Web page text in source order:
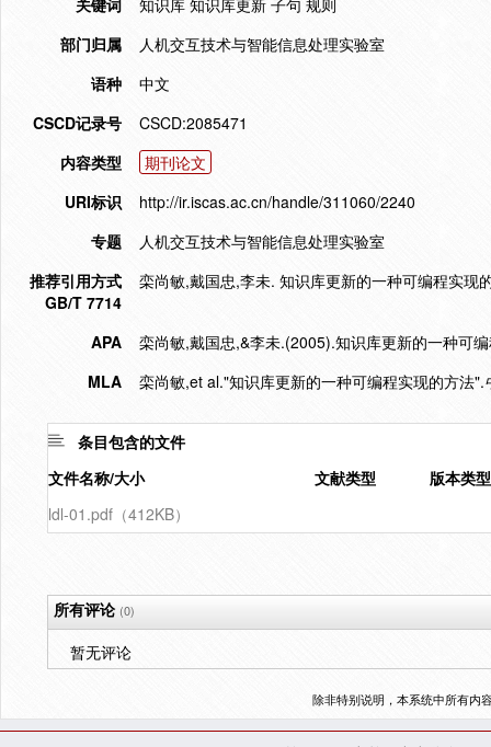
关键词
知识库 知识库更新 子句 规则
部门归属
人机交互技术与智能信息处理实验室
语种
中文
CSCD记录号
CSCD:2085471
内容类型
期刊论文
URI标识
http://ir.iscas.ac.cn/handle/311060/2240
专题
人机交互技术与智能信息处理实验室
推荐引用方式
GB/T 7714
栾尚敏,戴国忠,李未. 知识库更新的一种可编程实
APA
栾尚敏,戴国忠,&李未.(2005).知识库更新的一种可
MLA
栾尚敏,et al."知识库更新的一种可编程实现的方法".
条目包含的文件
文件名称/大小
文献类型
版本类型
ldl-01.pdf（412KB）
所有评论(0)
暂无评论
除非特别说明，本系统中所有内